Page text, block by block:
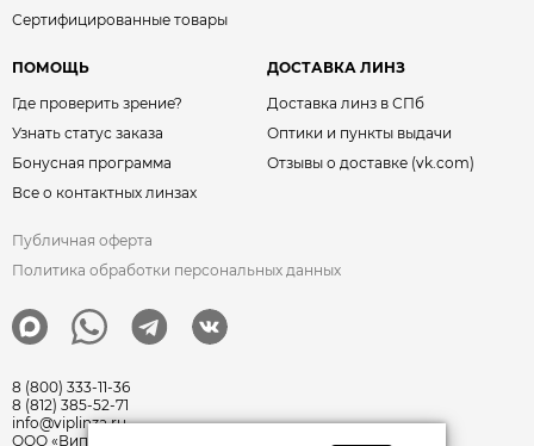
Сертифицированные товары
ПОМОЩЬ
Где проверить зрение?
Узнать статус заказа
Бонусная программа
Все о контактных линзах
ДОСТАВКА ЛИНЗ
Доставка линз в СПб
Оптики и пункты выдачи
Отзывы о доставке (vk.com)
Публичная оферта
Политика обработки персональных данных
8 (800) 333-11-36
8 (812) 385-52-71
info@viplinza.ru
ООО «Виплинза» ОГРН: 1217800011351